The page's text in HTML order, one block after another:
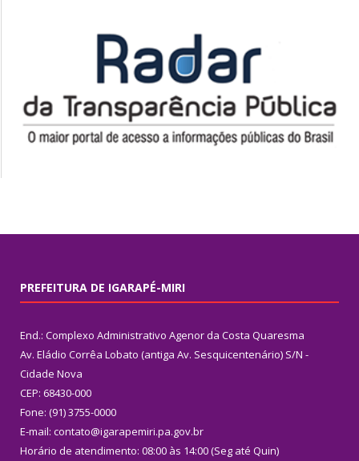
PREFEITURA DE IGARAPÉ-MIRI
End.: Complexo Administrativo Agenor da Costa Quaresma
Av. Eládio Corrêa Lobato (antiga Av. Sesquicentenário) S/N -
Cidade Nova
CEP: 68430-000
Fone: (91) 3755-0000
E-mail: contato@igarapemiri.pa.gov.br
Horário de atendimento: 08:00 às 14:00 (Seg até Quin)